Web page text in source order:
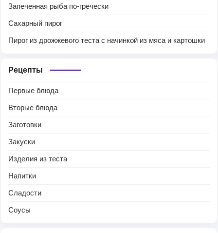
Запеченная рыба по-гречески
Сахарный пирог
Пирог из дрожжевого теста с начинкой из мяса и картошки
Рецепты
Первые блюда
Вторые блюда
Заготовки
Закуски
Изделия из теста
Напитки
Сладости
Соусы